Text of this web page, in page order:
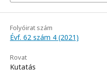
Folyóirat szám
Évf. 62 szám 4 (2021)
Rovat
Kutatás